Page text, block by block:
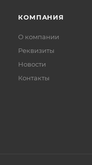
КОМПАНИЯ
О компании
Реквизиты
Новости
Контакты